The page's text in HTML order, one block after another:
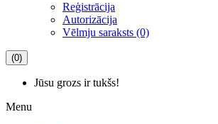
Reģistrācija
Autorizācija
Vēlmju saraksts (0)
(0)
Jūsu grozs ir tukšs!
Menu